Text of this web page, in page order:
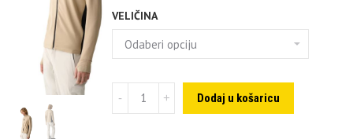
VELIČINA
Colmar
muški
Dodaj u košaricu